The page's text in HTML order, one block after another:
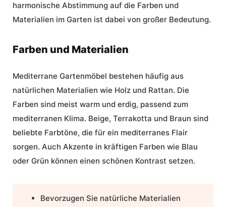
harmonische Abstimmung auf die Farben und
Materialien im Garten ist dabei von großer Bedeutung.
Farben und Materialien
Mediterrane Gartenmöbel bestehen häufig aus
natürlichen Materialien wie Holz und Rattan. Die
Farben sind meist warm und erdig, passend zum
mediterranen Klima. Beige, Terrakotta und Braun sind
beliebte Farbtöne, die für ein mediterranes Flair
sorgen. Auch Akzente in kräftigen Farben wie Blau
oder Grün können einen schönen Kontrast setzen.
Bevorzugen Sie natürliche Materialien